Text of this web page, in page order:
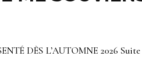
DÈS L’AUTOMNE 2026 Suite